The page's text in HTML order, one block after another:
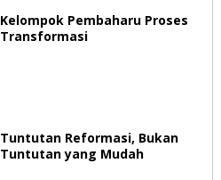
Kelompok Pembaharu Proses
Transformasi
Tuntutan Reformasi, Bukan
Tuntutan yang Mudah